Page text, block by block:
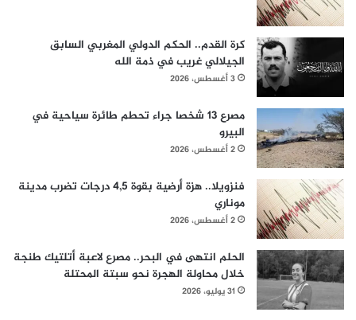
كرة القدم.. الحكم الدولي المغربي السابق
الجيلالي غريب في ذمة الله
3 أغسطس، 2026
مصرع 13 شخصا جراء تحطم طائرة سياحية في
البيرو
2 أغسطس، 2026
فنزويلا.. هزة أرضية بقوة 4,5 درجات تضرب مدينة
موناري
2 أغسطس، 2026
الحلم انتهى في البحر.. مصرع لاعبة أتلتيك طنجة
خلال محاولة الهجرة نحو سبتة المحتلة
31 يوليو، 2026